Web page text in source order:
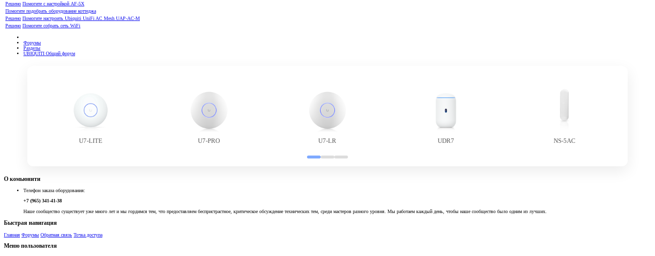
Решено Помогите с настройкой AF-5X
Помогите подобрать оборудование коттеджа
Решено Помогите настроить Ubiquiti UniFi AC Mesh UAP-AC-M
Решено Помогите собрать сеть WiFi
Форумы
Разделы
UBIQUITI Общий форум
U7-LITE U7-PRO U7-LR UDR7 NS-5AC
О комьюнити
Телефон заказа оборудования:
+7 (965) 341-41-38
Наше сообщество существует уже много лет и мы гордимся тем, что предоставляем беспристрастное, критическое обсуждение технических тем, среди мастеров разного уровня. Мы работаем каждый день, чтобы наше сообщество было одним из лучших.
Быстрая навигация
Главная Форумы Обратная связь Точка доступа
Меню пользователя